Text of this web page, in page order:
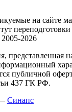
на сайте
2005-2026
представленная
публичной
437 ГК РФ.
Синапс